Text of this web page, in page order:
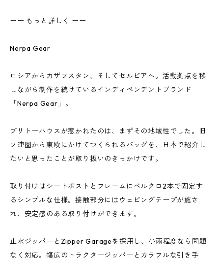
ーー もっと詳しく ーー
Nerpa Gear
ロシアからカザフスタン、そしてセルビアへ。活動拠点を移
しながら制作を続けているインディペンデントブランド
「Nerpa Gear」。
ブリトーハウスが惹かれたのは、まずその地域性でした。旧
ソ連圏から東欧にかけてつくられるバッグを、日本で紹介し
たいと思ったことが取り扱いのきっかけです。
取り付けはシートポストとフレームにベルクロ2本で固定す
るシンプルな仕様。接触部分にはウェビングテープが施さ
れ、安定感のある取り付けができます。
止水ジッパーとZipper Garageを採用し、小雨程度なら問題
なく対応。幅広のトラクタージッパーとカラフルな引き手